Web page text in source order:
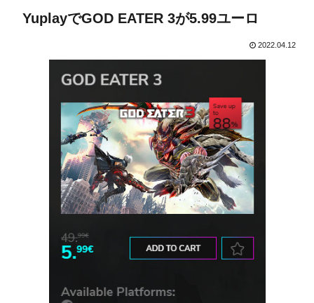
YuplayでGOD EATER 3が5.99ユーロ
2022.04.12